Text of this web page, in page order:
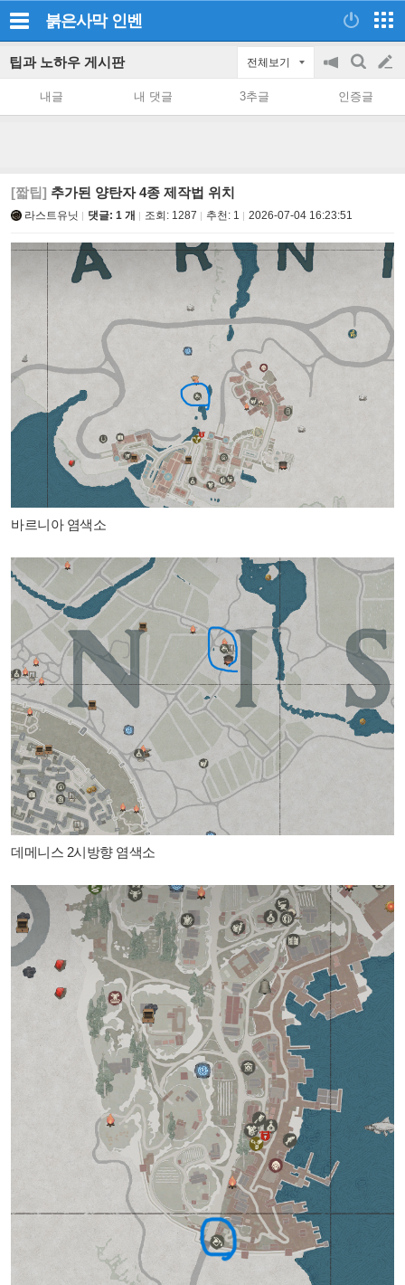
붉은사막 인벤
팁과 노하우 게시판 전체보기
공
on/off
검
색
글
쓰
내글 내 댓글 3추글 인증글
[짧팁] 추가된 양탄자 4종 제작법 위치
라스트유닛 댓글: 1 개 조회: 1287 추천: 1 2026-07-04 16:23:51
바르니아 염색소
데메니스 2시방향 염색소